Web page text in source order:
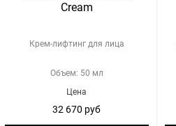
Cream
Крем-лифтинг для лица
Объем: 50 мл
Цена
32 670 руб